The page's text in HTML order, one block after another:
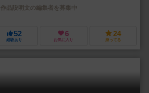
作品説明文の編集者を募集中
52
経験あり
6
お気に入り
24
持ってる